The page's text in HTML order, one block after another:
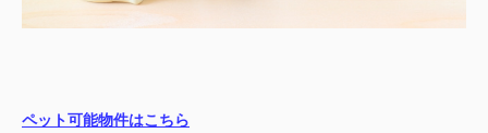
ペット可能物件はこちら